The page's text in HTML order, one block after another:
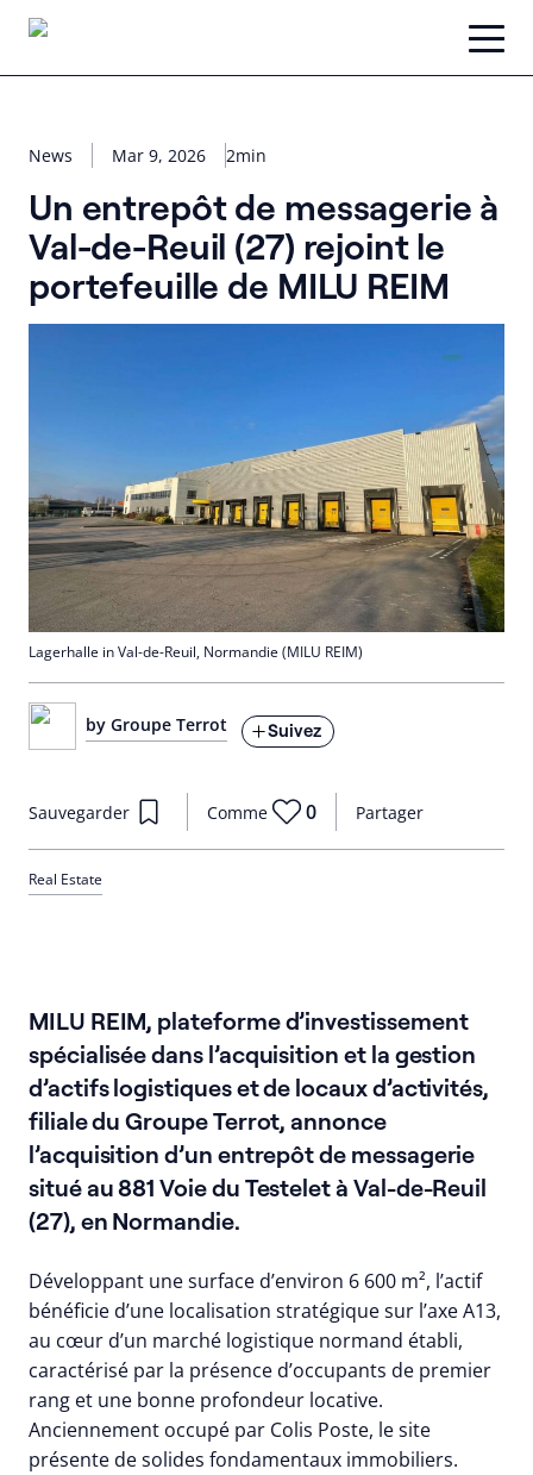
Skip
content
News Mar 9, 2026 2min
Un entrepôt de messagerie à
Val-de-Reuil (27) rejoint le
portefeuille de MILU REIM
by Groupe Terrot Suivez
Partager
Sauvegarder Comme 0
Real Estate
Lagerhalle in Val-de-Reuil, Normandie (MILU REIM)
MILU REIM, plateforme d’investissement
spécialisée dans l’acquisition et la gestion
d’actifs logistiques et de locaux d’activités,
filiale du Groupe Terrot, annonce
l’acquisition d’un entrepôt de messagerie
situé au 881 Voie du Testelet à Val-de-Reuil
(27), en Normandie.
Développant une surface d’environ 6 600 m², l’actif
bénéficie d’une localisation stratégique sur l’axe A13,
au cœur d’un marché logistique normand établi,
caractérisé par la présence d’occupants de premier
rang et une bonne profondeur locative.
Anciennement occupé par Colis Poste, le site
présente de solides fondamentaux immobiliers.